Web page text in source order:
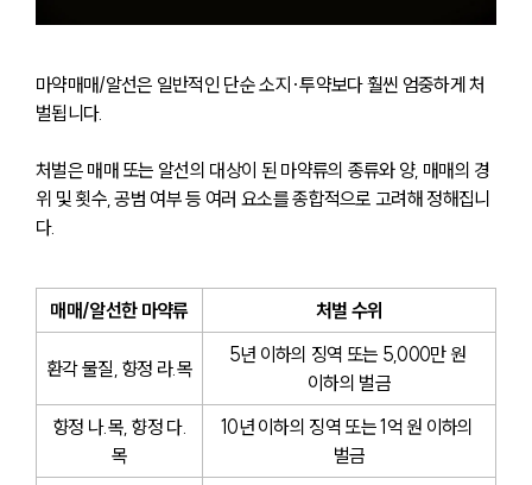
마약매매/알선은 일반적인 단순 소지·투약보다 훨씬 엄중하게 처
벌됩니다.
처벌은 매매 또는 알선의 대상이 된 마약류의 종류와 양, 매매의 경
위 및 횟수, 공범 여부 등 여러 요소를 종합적으로 고려해 정해집니
다.
매매/알선한 마약류 처벌 수위
환각 물질, 향정 라.목
5년 이하의 징역 또는 5,000만 원
이하의 벌금
향정 나.목, 향정 다.
목
10년 이하의 징역 또는 1억 원 이하의
벌금